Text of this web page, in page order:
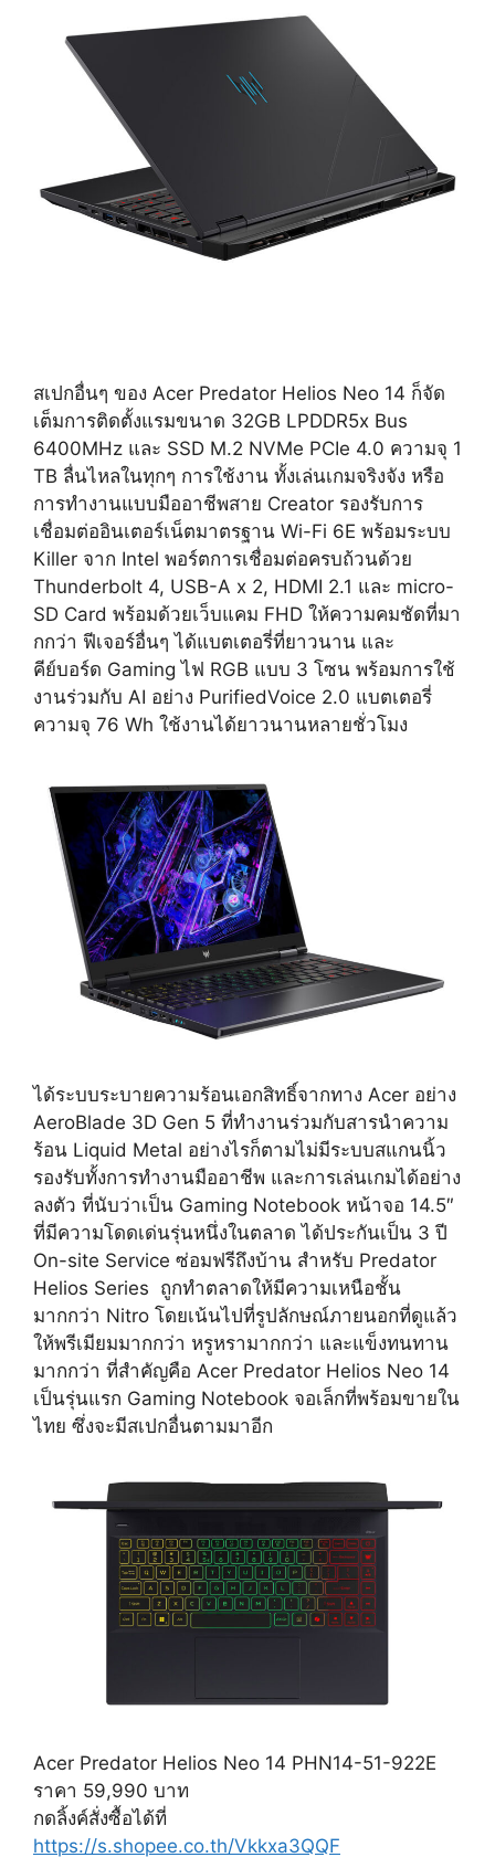
สเปกอื่นๆ ของ Acer Predator Helios Neo 14 ก็จัด
เต็มการติดตั้งแรมขนาด 32GB LPDDR5x Bus
6400MHz และ SSD M.2 NVMe PCIe 4.0 ความจุ 1
TB ลื่นไหลในทุกๆ การใช้งาน ทั้งเล่นเกมจริงจัง หรือ
การทำงานแบบมืออาชีพสาย Creator รองรับการ
เชื่อมต่ออินเตอร์เน็ตมาตรฐาน Wi-Fi 6E พร้อมระบบ
Killer จาก Intel พอร์ตการเชื่อมต่อครบถ้วนด้วย
Thunderbolt 4, USB-A x 2, HDMI 2.1 และ micro-
SD Card พร้อมด้วยเว็บแคม FHD ให้ความคมชัดที่มา
กกว่า ฟีเจอร์อื่นๆ ได้แบตเตอรี่ที่ยาวนาน และ
คีย์บอร์ด Gaming ไฟ RGB แบบ 3 โซน พร้อมการใช้
งานร่วมกับ AI อย่าง PurifiedVoice 2.0 แบตเตอรี่
ความจุ 76 Wh ใช้งานได้ยาวนานหลายชั่วโมง
ได้ระบบระบายความร้อนเอกสิทธิ์จากทาง Acer อย่าง
AeroBlade 3D Gen 5 ที่ทำงานร่วมกับสารนำความ
ร้อน Liquid Metal อย่างไรก็ตามไม่มีระบบสแกนนิ้ว
รองรับทั้งการทำงานมืออาชีพ และการเล่นเกมได้อย่าง
ลงตัว ที่นับว่าเป็น Gaming Notebook หน้าจอ 14.5″
ที่มีความโดดเด่นรุ่นหนึ่งในตลาด ได้ประกันเป็น 3 ปี
On-site Service ซ่อมฟรีถึงบ้าน สำหรับ Predator
Helios Series ถูกทำตลาดให้มีความเหนือชั้น
มากกว่า Nitro โดยเน้นไปที่รูปลักษณ์ภายนอกที่ดูแล้ว
ให้พรีเมียมมากกว่า หรูหรามากกว่า และแข็งทนทาน
มากกว่า ที่สำคัญคือ Acer Predator Helios Neo 14
เป็นรุ่นแรก Gaming Notebook จอเล็กที่พร้อมขายใน
ไทย ซึ่งจะมีสเปกอื่นตามมาอีก
Acer Predator Helios Neo 14 PHN14-51-922E
ราคา 59,990 บาท
กดลิ้งค์สั่งซื้อได้ที่
https://s.shopee.co.th/Vkkxa3QQF